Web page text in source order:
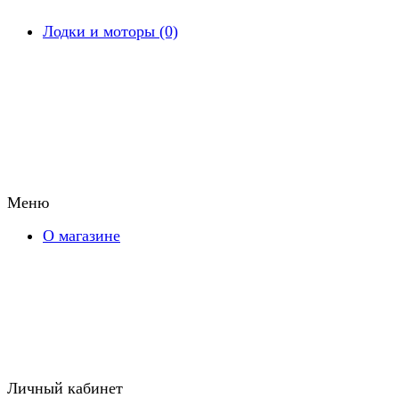
Лодки и моторы (0)
Меню
О магазине
Личный кабинет